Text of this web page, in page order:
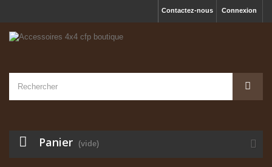
Connexion
Contactez-nous
Panier (vide)